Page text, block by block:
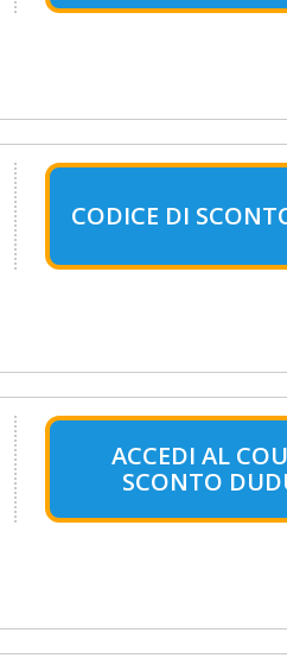
CODICE DI
ACCEDI AL
SCONTO